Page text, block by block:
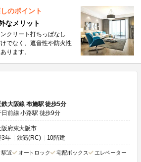
のポイント
なメリット
クリート打ちっぱなし
でなく、遮音性や防火性
ります。
鉄大阪線 布施駅 徒歩5分
日前線 小路駅 徒歩9分
阪府東大阪市
3年
鉄筋(RC) 10階建
駅近 オートロック 宅配ボックス エレベーター